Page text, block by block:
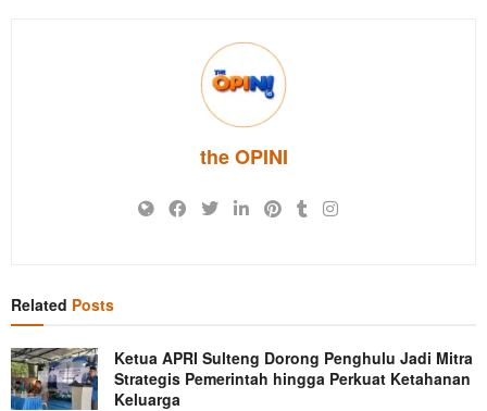
the OPINI
Related Posts
Ketua APRI Sulteng Dorong Penghulu Jadi Mitra
Strategis Pemerintah hingga Perkuat Ketahanan
Keluarga